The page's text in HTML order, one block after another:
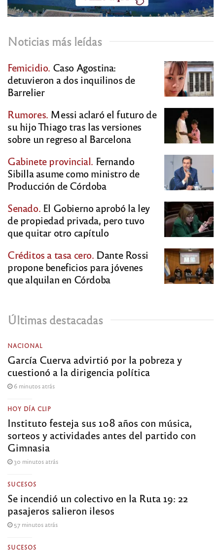
Noticias más leídas
Femicidio. Caso Agostina:
detuvieron a dos inquilinos de
Barrelier
Rumores. Messi aclaró el futuro de
su hijo Thiago tras las versiones
sobre un regreso al Barcelona
Gabinete provincial. Fernando
Sibilla asume como ministro de
Producción de Córdoba
Senado. El Gobierno aprobó la ley
de propiedad privada, pero tuvo
que quitar otro capítulo
Créditos a tasa cero. Dante Rossi
propone beneficios para jóvenes
que alquilan en Córdoba
Últimas destacadas
NACIONAL
García Cuerva advirtió por la pobreza y
cuestionó a la dirigencia política
6 minutos atrás
HOY DÍA CLIP
Instituto festeja sus 108 años con música,
sorteos y actividades antes del partido con
Gimnasia
30 minutos atrás
SUCESOS
Se incendió un colectivo en la Ruta 19: 22
pasajeros salieron ilesos
57 minutos atrás
SUCESOS